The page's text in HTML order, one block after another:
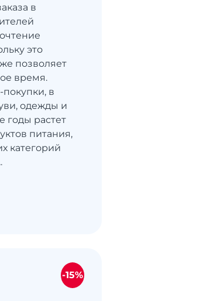
в
это
позволяет
время.
в
одежды и
годы растет
питания,
категорий
-15%